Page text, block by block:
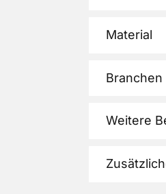
Material
Branchen
Weitere